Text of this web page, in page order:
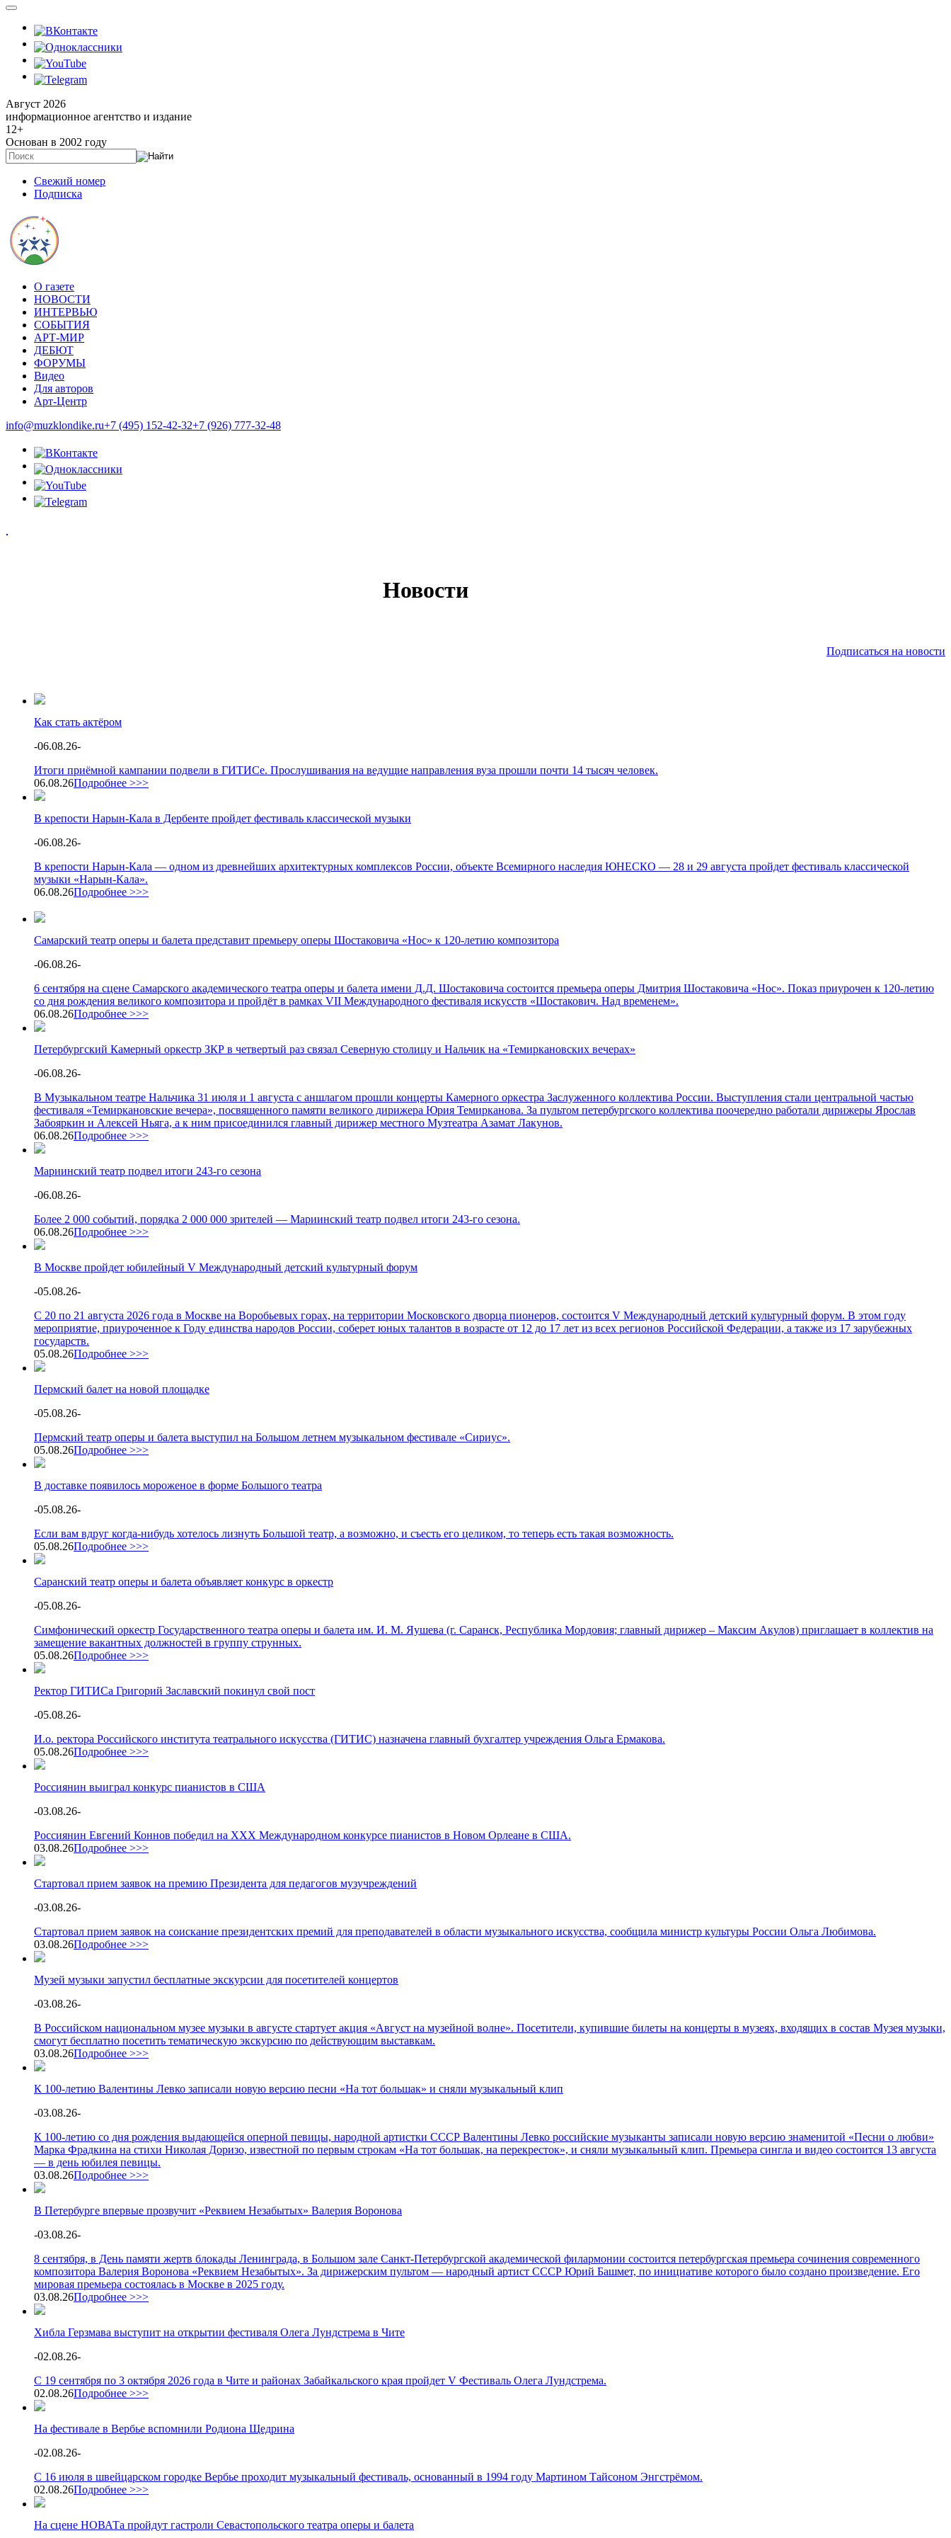
Август 2026
информационное агентство и издание
12+
Основан в 2002 году
Свежий номер
Подписка
О газете
НОВОСТИ
ИНТЕРВЬЮ
СОБЫТИЯ
АРТ-МИР
ДЕБЮТ
ФОРУМЫ
Видео
Для авторов
Арт-Центр
info@muzklondike.ru+7 (495) 152-42-32+7 (926) 777-32-48
Новости
Подписаться на новости
Как стать актёром
-06.08.26-
Итоги приёмной кампании подвели в ГИТИСе. Прослушивания на ведущие направления вуза прошли почти 14 тысяч человек.
06.08.26Подробнее >>>
В крепости Нарын-Кала в Дербенте пройдет фестиваль классической музыки
-06.08.26-
В крепости Нарын-Кала — одном из древнейших архитектурных комплексов России, объекте Всемирного наследия ЮНЕСКО — 28 и 29 августа пройдет фестиваль классической
музыки «Нарын-Кала».
06.08.26Подробнее >>>
Самарский театр оперы и балета представит премьеру оперы Шостаковича «Нос» к 120-летию композитора
-06.08.26-
6 сентября на сцене Самарского академического театра оперы и балета имени Д.Д. Шостаковича состоится премьера оперы Дмитрия Шостаковича «Нос». Показ приурочен к 120-летию
со дня рождения великого композитора и пройдёт в рамках VII Международного фестиваля искусств «Шостакович. Над временем».
06.08.26Подробнее >>>
Петербургский Камерный оркестр ЗКР в четвертый раз связал Северную столицу и Нальчик на «Темиркановских вечерах»
-06.08.26-
В Музыкальном театре Нальчика 31 июля и 1 августа с аншлагом прошли концерты Камерного оркестра Заслуженного коллектива России. Выступления стали центральной частью
фестиваля «Темиркановские вечера», посвященного памяти великого дирижера Юрия Темирканова. За пультом петербургского коллектива поочередно работали дирижеры Ярослав
Забояркин и Алексей Ньяга, а к ним присоединился главный дирижер местного Музтеатра Азамат Лакунов.
06.08.26Подробнее >>>
Мариинский театр подвел итоги 243-го сезона
-06.08.26-
Более 2 000 событий, порядка 2 000 000 зрителей — Мариинский театр подвел итоги 243-го сезона.
06.08.26Подробнее >>>
В Москве пройдет юбилейный V Международный детский культурный форум
-05.08.26-
С 20 по 21 августа 2026 года в Москве на Воробьевых горах, на территории Московского дворца пионеров, состоится V Международный детский культурный форум. В этом году
мероприятие, приуроченное к Году единства народов России, соберет юных талантов в возрасте от 12 до 17 лет из всех регионов Российской Федерации, а также из 17 зарубежных
государств.
05.08.26Подробнее >>>
Пермский балет на новой площадке
-05.08.26-
Пермский театр оперы и балета выступил на Большом летнем музыкальном фестивале «Сириус».
05.08.26Подробнее >>>
В доставке появилось мороженое в форме Большого театра
-05.08.26-
Если вам вдруг когда-нибудь хотелось лизнуть Большой театр, а возможно, и съесть его целиком, то теперь есть такая возможность.
05.08.26Подробнее >>>
Саранский театр оперы и балета объявляет конкурс в оркестр
-05.08.26-
Симфонический оркестр Государственного театра оперы и балета им. И. М. Яушева (г. Саранск, Республика Мордовия; главный дирижер – Максим Акулов) приглашает в коллектив на
замещение вакантных должностей в группу струнных.
05.08.26Подробнее >>>
Ректор ГИТИСа Григорий Заславский покинул свой пост
-05.08.26-
И.о. ректора Российского института театрального искусства (ГИТИС) назначена главный бухгалтер учреждения Ольга Ермакова.
05.08.26Подробнее >>>
Россиянин выиграл конкурс пианистов в США
-03.08.26-
Россиянин Евгений Коннов победил на XXX Международном конкурсе пианистов в Новом Орлеане в США.
03.08.26Подробнее >>>
Стартовал прием заявок на премию Президента для педагогов музучреждений
-03.08.26-
Стартовал прием заявок на соискание президентских премий для преподавателей в области музыкального искусства, сообщила министр культуры России Ольга Любимова.
03.08.26Подробнее >>>
Музей музыки запустил бесплатные экскурсии для посетителей концертов
-03.08.26-
В Российском национальном музее музыки в августе стартует акция «Август на музейной волне». Посетители, купившие билеты на концерты в музеях, входящих в состав Музея музыки,
смогут бесплатно посетить тематическую экскурсию по действующим выставкам.
03.08.26Подробнее >>>
К 100-летию Валентины Левко записали новую версию песни «На тот большак» и сняли музыкальный клип
-03.08.26-
К 100-летию со дня рождения выдающейся оперной певицы, народной артистки СССР Валентины Левко российские музыканты записали новую версию знаменитой «Песни о любви»
Марка Фрадкина на стихи Николая Доризо, известной по первым строкам «На тот большак, на перекресток», и сняли музыкальный клип. Премьера сингла и видео состоится 13 августа
— в день юбилея певицы.
03.08.26Подробнее >>>
В Петербурге впервые прозвучит «Реквием Незабытых» Валерия Воронова
-03.08.26-
8 сентября, в День памяти жертв блокады Ленинграда, в Большом зале Санкт-Петербургской академической филармонии состоится петербургская премьера сочинения современного
композитора Валерия Воронова «Реквием Незабытых». За дирижерским пультом — народный артист СССР Юрий Башмет, по инициативе которого было создано произведение. Его
мировая премьера состоялась в Москве в 2025 году.
03.08.26Подробнее >>>
Хибла Герзмава выступит на открытии фестиваля Олега Лундстрема в Чите
-02.08.26-
С 19 сентября по 3 октября 2026 года в Чите и районах Забайкальского края пройдет V Фестиваль Олега Лундстрема.
02.08.26Подробнее >>>
На фестивале в Вербье вспомнили Родиона Щедрина
-02.08.26-
С 16 июля в швейцарском городке Вербье проходит музыкальный фестиваль, основанный в 1994 году Мартином Тайсоном Энгстрёмом.
02.08.26Подробнее >>>
На сцене НОВАТа пройдут гастроли Севастопольского театра оперы и балета